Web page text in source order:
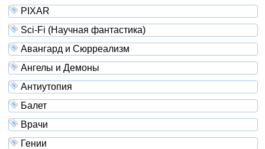
PIXAR
Sci-Fi (Научная фантастика)
Авангард и Сюрреализм
Ангелы и Демоны
Антиутопия
Балет
Врачи
Гении